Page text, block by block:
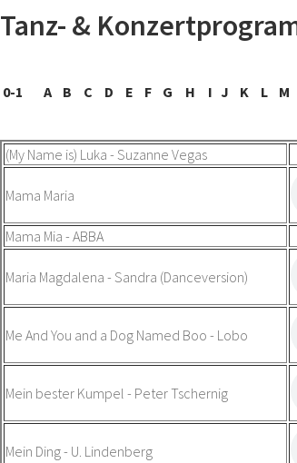
Tanz- &
0-1 A B C D E F G H I J K L M
(My Name is) Luka - Suzanne Vegas
Mama Maria
Mama Mia - ABBA
Maria Magdalena - Sandra (Danceversion)
Me And You and a Dog Named Boo - Lobo
Mein bester Kumpel - Peter Tschernig
Mein Ding - U. Lindenberg